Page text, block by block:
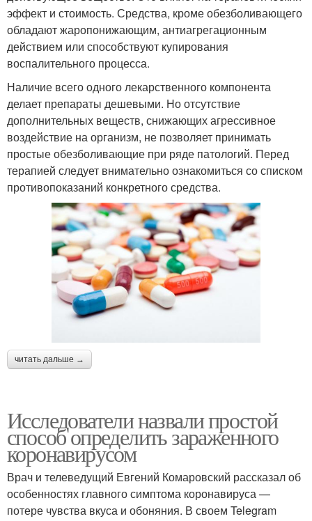
эффект и стоимость. Средства, кроме обезболивающего
обладают жаропонижающим, антиагрегационным
действием или способствуют купирования
воспалительного процесса.
Наличие всего одного лекарственного компонента
делает препараты дешевыми. Но отсутствие
дополнительных веществ, снижающих агрессивное
воздействие на организм, не позволяет принимать
простые обезболивающие при ряде патологий. Перед
терапией следует внимательно ознакомиться со списком
противопоказаний конкретного средства.
читать дальше →
Исследователи назвали простой
способ определить зараженного
коронавирусом
Врач и телеведущий Евгений Комаровский рассказал об
особенностях главного симптома коронавируса —
потере чувства вкуса и обоняния. В своем Telegram